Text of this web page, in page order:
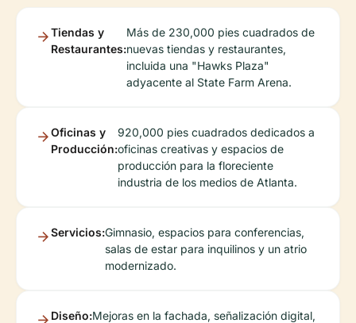
Tiendas y
Restaurantes:
Más de 230,000 pies cuadrados de
nuevas tiendas y restaurantes,
incluida una "Hawks Plaza"
adyacente al State Farm Arena.
Oficinas y
Producción:
920,000 pies cuadrados dedicados a
oficinas creativas y espacios de
producción para la floreciente
industria de los medios de Atlanta.
Servicios:Gimnasio, espacios para conferencias,
salas de estar para inquilinos y un atrio
modernizado.
Diseño:Mejoras en la fachada, señalización digital,